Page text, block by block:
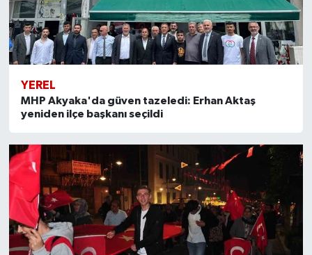
YEREL
MHP Akyaka'da güven tazeledi: Erhan Aktaş
yeniden ilçe başkanı seçildi